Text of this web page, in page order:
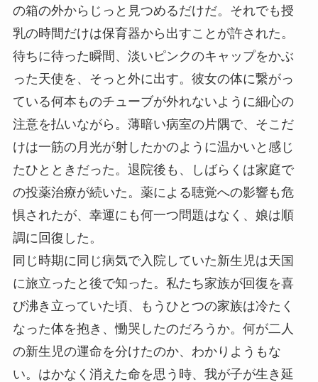
の箱の外からじっと見つめるだけだ。それでも授
乳の時間だけは保育器から出すことが許された。
待ちに待った瞬間、淡いピンクのキャップをかぶ
った天使を、そっと外に出す。彼女の体に繋がっ
ている何本ものチューブが外れないように細心の
注意を払いながら。薄暗い病室の片隅で、そこだ
けは一筋の月光が射したかのように温かいと感じ
たひとときだった。退院後も、しばらくは家庭で
の投薬治療が続いた。薬による聴覚への影響も危
惧されたが、幸運にも何一つ問題はなく、娘は順
調に回復した。
同じ時期に同じ病気で入院していた新生児は天国
に旅立ったと後で知った。私たち家族が回復を喜
び沸き立っていた頃、もうひとつの家族は冷たく
なった体を抱き、慟哭したのだろうか。何が二人
の新生児の運命を分けたのか、わかりようもな
い。はかなく消えた命を思う時、我が子が生き延